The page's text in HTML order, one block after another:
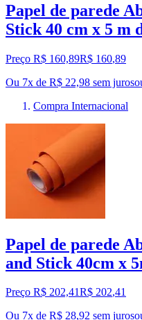
Papel de parede
Stick 40 cm x 5 m
Preço R$ 160,89R$ 160,89
Ou 7x de R$ 22,98 sem juros
Compra Internacional
Papel de parede
and Stick 40cm x
Preço R$ 202,41R$ 202,41
Ou 7x de R$ 28,92 sem juros